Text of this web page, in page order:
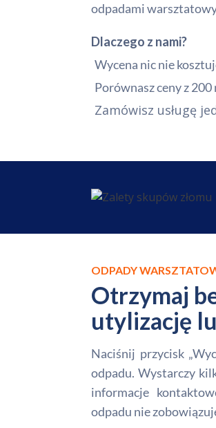
odpadami
Dlaczego z nami?
Wycena nic nie
Porównasz ceny z
Zamówisz usługę
ODPADY
Otrzymaj
utylizację
Naciśnij przycisk
odpadu. Wystarczy
informacje
odpadu nie